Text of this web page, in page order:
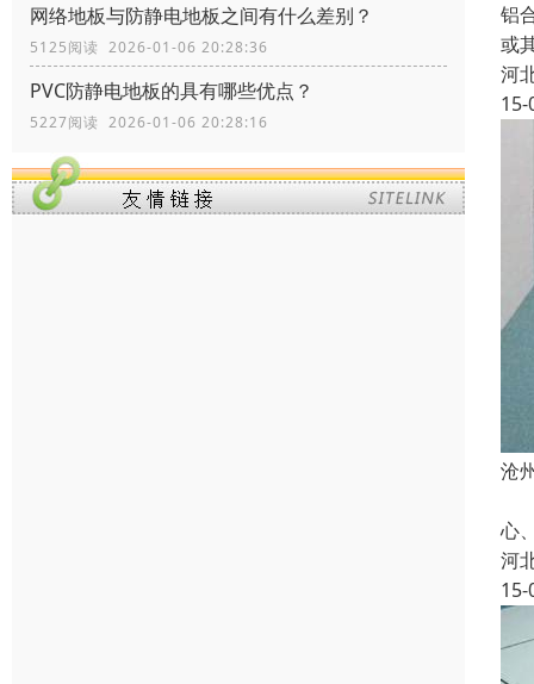
网络地板与防静电地板之间有什么差别？
5125阅读 2026-01-06 20:28:36
PVC防静电地板的具有哪些优点？
5227阅读 2026-01-06 20:28:16
铝
或
河
15-
沧
心
河
15-